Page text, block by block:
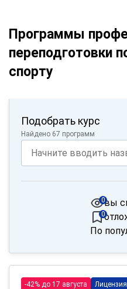
Программы
переподготовки
спорту
Подобрать курс
Найдено 67 программ
вы
0
0
По
-42% до 17 августа Лицензия